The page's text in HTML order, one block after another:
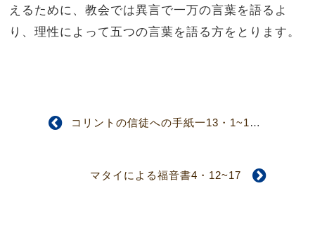
えるために、教会では異言で一万の言葉を語るよ
り、理性によって五つの言葉を語る方をとります。
コリントの信徒への手紙一13・1~13
マタイによる福音書4・12~17